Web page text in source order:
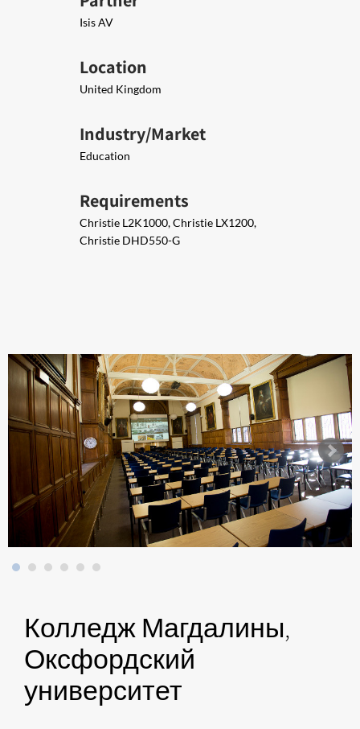
Isis AV
Location
United Kingdom
Industry/Market
Education
Requirements
Christie L2K1000, Christie LX1200,
Christie DHD550-G
Колледж Магдалины,
Оксфордский
университет